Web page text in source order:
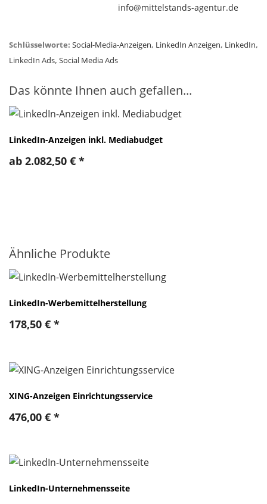
info@mittelstands-agentur.de
Schlüsselworte: Social-Media-Anzeigen, LinkedIn Anzeigen, LinkedIn,
LinkedIn Ads, Social Media Ads
Das könnte Ihnen auch gefallen...
LinkedIn-Anzeigen inkl. Mediabudget
ab 2.082,50 € *
Ähnliche Produkte
LinkedIn-Werbemittelherstellung
178,50 € *
XING-Anzeigen Einrichtungsservice
476,00 € *
LinkedIn-Unternehmensseite